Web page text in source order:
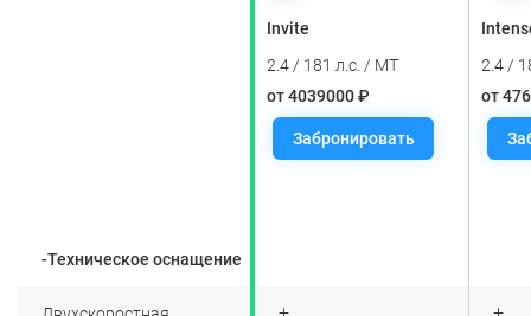
-Техническое оснащение
Invite
2.4 / 181 л.с. / MT
от 4039000 ₽
Забронировать
2.4 /
от